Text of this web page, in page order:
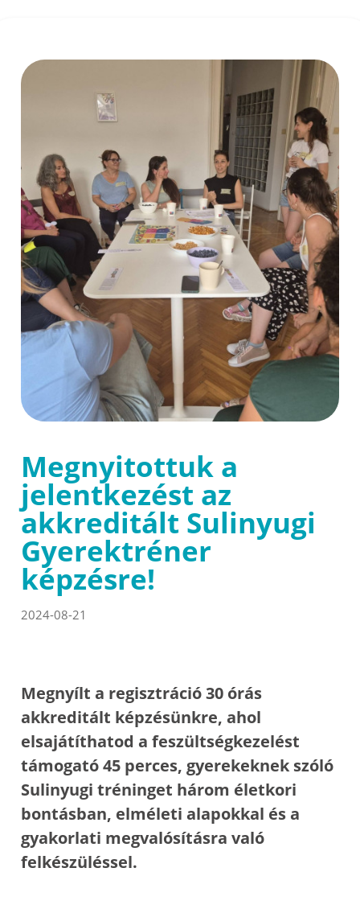
Megnyitottuk a
jelentkezést az
akkreditált Sulinyugi
Gyerektréner
képzésre!
2024-08-21
Megnyílt a regisztráció 30 órás
akkreditált képzésünkre, ahol
elsajátíthatod a feszültségkezelést
támogató 45 perces, gyerekeknek szóló
Sulinyugi tréninget három életkori
bontásban, elméleti alapokkal és a
gyakorlati megvalósításra való
felkészüléssel.